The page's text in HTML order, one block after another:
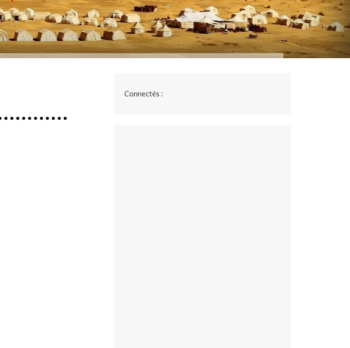
Connectés :